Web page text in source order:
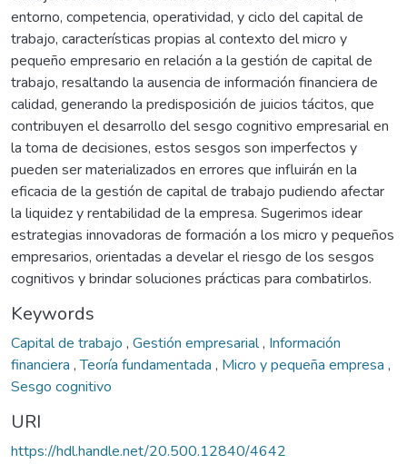
entorno, competencia, operatividad, y ciclo del capital de
trabajo, características propias al contexto del micro y
pequeño empresario en relación a la gestión de capital de
trabajo, resaltando la ausencia de información financiera de
calidad, generando la predisposición de juicios tácitos, que
contribuyen el desarrollo del sesgo cognitivo empresarial en
la toma de decisiones, estos sesgos son imperfectos y
pueden ser materializados en errores que influirán en la
eficacia de la gestión de capital de trabajo pudiendo afectar
la liquidez y rentabilidad de la empresa. Sugerimos idear
estrategias innovadoras de formación a los micro y pequeños
empresarios, orientadas a develar el riesgo de los sesgos
cognitivos y brindar soluciones prácticas para combatirlos.
Keywords
Capital de trabajo , Gestión empresarial, Información
financiera ,Teoría fundamentada , Micro y pequeña empresa ,
Sesgo cognitivo
URI
https://hdl.handle.net/20.500.12840/4642